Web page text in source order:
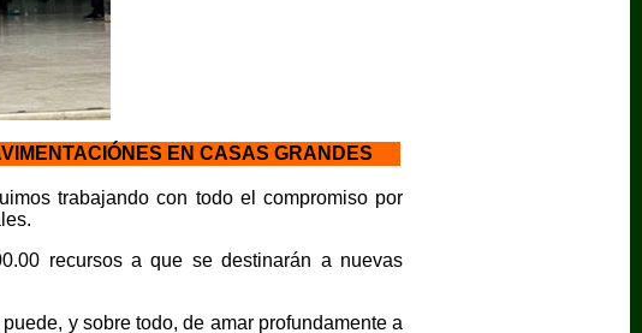
EN CASAS GRANDES
trabajando con todo el compromiso por
recursos a que se destinarán a nuevas
y sobre todo, de amar profundamente a